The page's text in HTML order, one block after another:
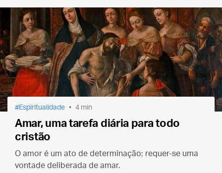
Espiritualidade 4 min
Amar, uma tarefa diária para todo
cristão
O amor é um ato de determinação; requer-se uma
vontade deliberada de amar.